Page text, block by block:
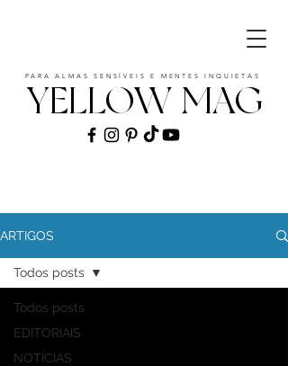
YELLOW MAG
PARA ALMAS SENSÍVEIS E MENTES INQUIETAS
ARTIGOS
Todos posts
EDITORIAIS
NOTÍCIAS
Todos posts